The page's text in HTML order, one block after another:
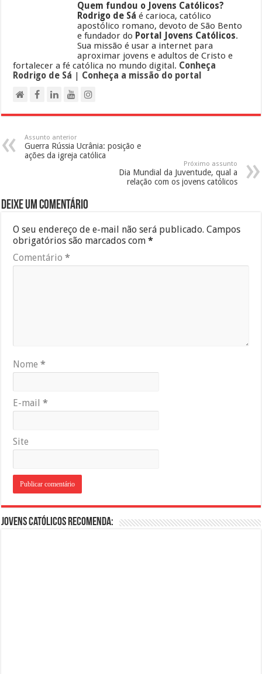
Quem fundou o Jovens Católicos?
Rodrigo de Sá é carioca, católico
apostólico romano, devoto de São Bento
e fundador do Portal Jovens Católicos.
Sua missão é usar a internet para
aproximar jovens e adultos de Cristo e
fortalecer a fé católica no mundo digital. Conheça
Rodrigo de Sá
Conheça a missão do portal
Assunto anterior
Guerra Rússia Ucrânia: posição e
ações da igreja católica
Próximo assunto
Dia Mundial da Juventude, qual a
relação com os jovens católicos
Deixe um comentário
O seu endereço de e-mail não será publicado. Campos
obrigatórios são marcados com*
Comentário*
Nome*
E-mail*
Site
Jovens Católicos Recomenda: